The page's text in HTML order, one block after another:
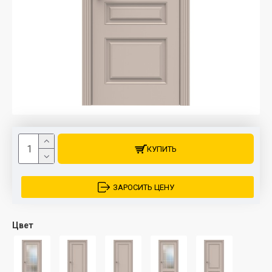
Цвет
КУПИТЬ
ЗАРОСИТЬ ЦЕНУ